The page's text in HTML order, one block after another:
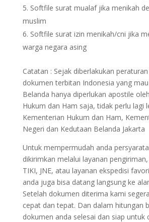
Softfile surat mualaf jika menikah
muslim
Softfile surat izin menikah/cni jika
warga negara asing
Catatan : Sejak diberlakukan
dokumen terbitan Indonesia yang
Belanda hanya diperlukan apostile
Hukum dan Ham saja, tidak perlu lagi
Kementerian Hukum dan Ham,
Negeri dan Kedutaan Belanda Jakarta
Untuk mempermudah anda
dikirimkan melalui layanan
TIKI, JNE, atau layanan ekspedisi
anda juga bisa datang langsung ke
Setelah dokumen diterima kami
cepat dan tepat. Dan dalam hitungan
dokumen anda selesai dan siap untuk